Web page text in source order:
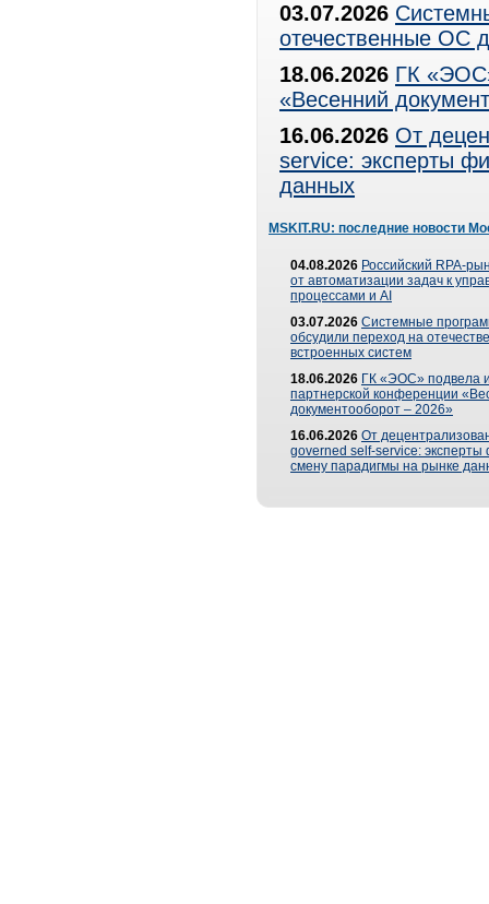
03.07.2026
отечественные ОС
18.06.2026 ГК
«Весенний
16.06.2026 От
service: эксперты
данных
MSKIT.RU: последние новости
04.08.2026 Российский RPA-
от автоматизации задач к
процессами и AI
03.07.2026 Системные
обсудили переход на
встроенных систем
18.06.2026 ГК «ЭОС» подвела
партнерской конференции
документооборот – 2026»
16.06.2026 От
governed self-service: эксперты
смену парадигмы на рынке